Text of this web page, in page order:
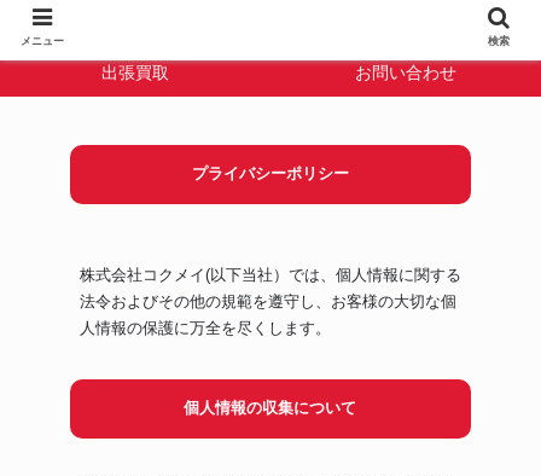
出張買取 お問い合わせ
プライバシーポリシー
株式会社コクメイ(以下当社）では、個人情報に関する
法令およびその他の規範を遵守し、お客様の大切な個
人情報の保護に万全を尽くします。
個人情報の収集について
メニュー 検索